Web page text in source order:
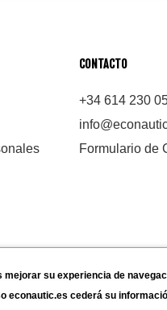
CONTACTO
+34 614 230
Formulario de
su experiencia de
econautic.es cederá su